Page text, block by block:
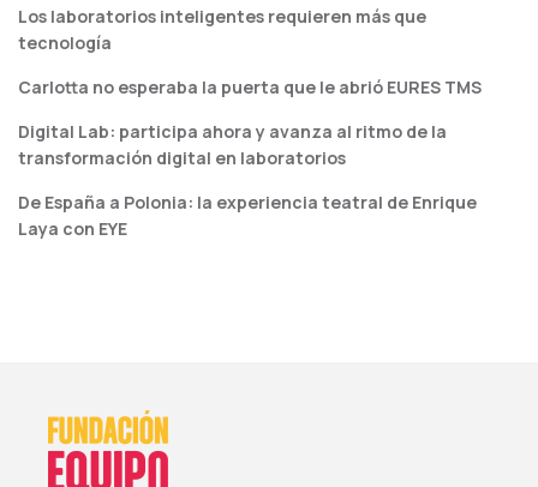
Los laboratorios inteligentes requieren más que
tecnología
Carlotta no esperaba la puerta que le abrió EURES TMS
Digital Lab: participa ahora y avanza al ritmo de la
transformación digital en laboratorios
De España a Polonia: la experiencia teatral de Enrique
Laya con EYE